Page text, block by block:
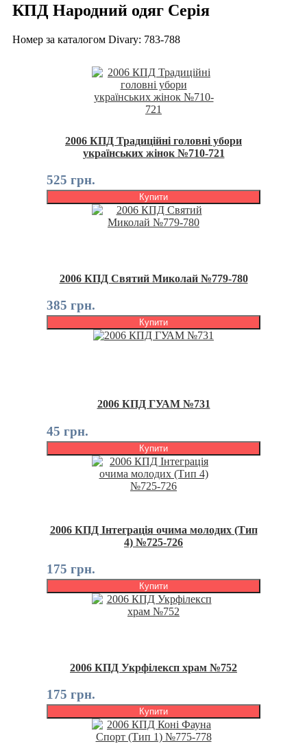
КПД Народний одяг Серія
Номер за каталогом Divary: 783-788
2006 КПД Традиційні головні убори
українських жінок №710-721
525 грн.
Купити
2006 КПД Святий Миколай №779-780
385 грн.
Купити
2006 КПД ГУАМ №731
45 грн.
Купити
2006 КПД Інтеграція очима молодих (Тип
4) №725-726
175 грн.
Купити
2006 КПД Укрфілексп храм №752
175 грн.
Купити